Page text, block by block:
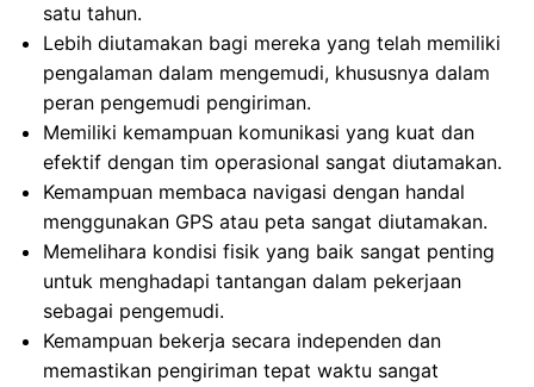
satu tahun.
Lebih diutamakan bagi mereka yang telah memiliki
pengalaman dalam mengemudi, khususnya dalam
peran pengemudi pengiriman.
Memiliki kemampuan komunikasi yang kuat dan
efektif dengan tim operasional sangat diutamakan.
Kemampuan membaca navigasi dengan handal
menggunakan GPS atau peta sangat diutamakan.
Memelihara kondisi fisik yang baik sangat penting
untuk menghadapi tantangan dalam pekerjaan
sebagai pengemudi.
Kemampuan bekerja secara independen dan
memastikan pengiriman tepat waktu sangat